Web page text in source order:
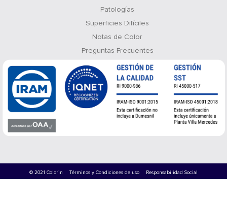
Patologías
Superficies Difíciles
Notas de Color
Preguntas Frecuentes
© 2021 Colorin Términos y Condiciones de uso Responsabilidad Social